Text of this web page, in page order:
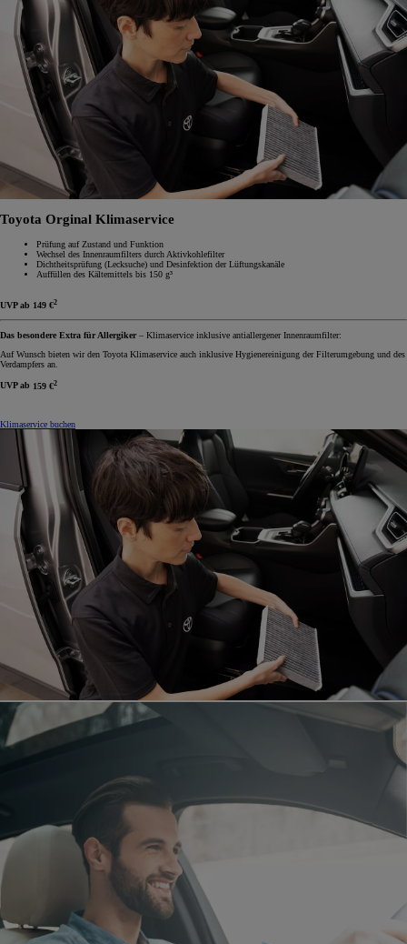
Toyota Orginal Klimaservice
Prüfung auf Zustand und Funktion
Wechsel des Innenraumfilters durch Aktivkohlefilter
Dichtheitsprüfung (Lecksuche) und Desinfektion der Lüftungskanäle
Auffüllen des Kältemittels bis 150 g³
UVP ab 149 €2
Das besondere Extra für Allergiker– Klimaservice inklusive antiallergener Innenraumfilter:
Auf Wunsch bieten wir den Toyota Klimaservice auch inklusive Hygienereinigung der Filterumgebung und des
Verdampfers an.
UVP ab 159 €2
Klimaservice buchen